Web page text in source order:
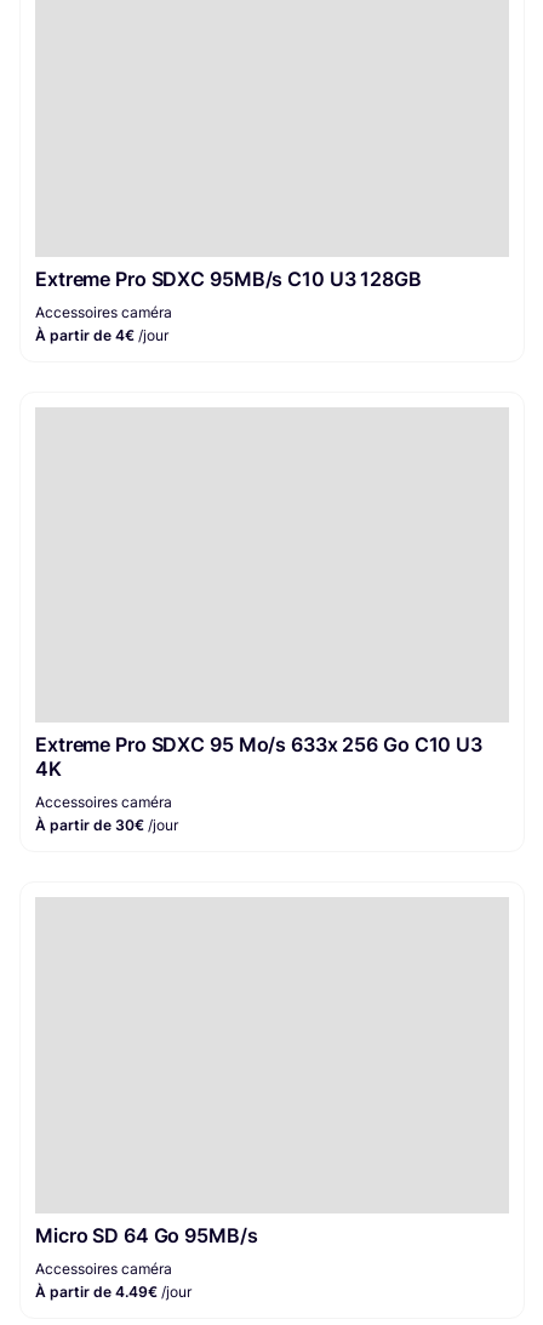
Extreme Pro SDXC 95MB/s C10 U3 128GB
Accessoires caméra
À partir de 4€ /jour
Extreme Pro SDXC 95 Mo/s 633x 256 Go C10 U3
4K
Accessoires caméra
À partir de 30€ /jour
Micro SD 64 Go 95MB/s
Accessoires caméra
À partir de 4.49€ /jour